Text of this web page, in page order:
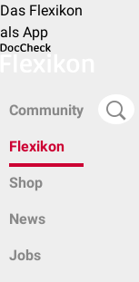
Das Flexikon
als App
Community
Flexikon
Shop
News
Jobs